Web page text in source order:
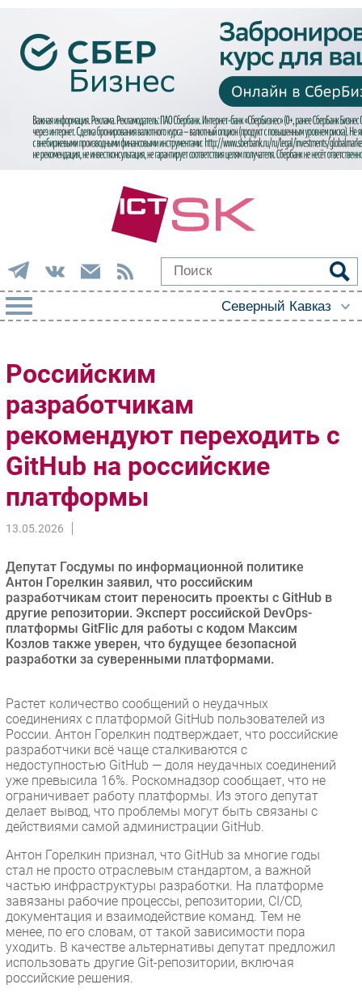
Импорто­замещение
Автоматизация Промышленности
Интернет
Мобильная связь
Фиксированная связь
Интеграция
Рынок ПК
Торговые сети
Оборудование
ПО
Outsourcing
Кадры
Финансы
Web
Безопасность
Инновации
CIO/Управление ИТ
Гаджеты
РАЗДЕЛЫ
Новости
Аналитика
Интервью
Мероприятия
Российским
разработчикам
рекомендуют переходить с
GitHub на российские
платформы
13.05.2026
Депутат Госдумы по информационной политике
Антон Горелкин заявил, что российским
разработчикам стоит переносить проекты с GitHub в
другие репозитории. Эксперт российской DevOps-
платформы GitFlic для работы с кодом Максим
Козлов также уверен, что будущее безопасной
разработки за суверенными платформами.
Растет количество сообщений о неудачных
соединениях с платформой GitHub пользователей из
России. Антон Горелкин подтверждает, что российские
разработчики всё чаще сталкиваются с
недоступностью GitHub — доля неудачных соединений
уже превысила 16%. Роскомнадзор сообщает, что не
ограничивает работу платформы. Из этого депутат
делает вывод, что проблемы могут быть связаны с
действиями самой администрации GitHub.
Антон Горелкин признал, что GitHub за многие годы
стал не просто отраслевым стандартом, а важной
частью инфраструктуры разработки. На платформе
завязаны рабочие процессы, репозитории, CI/CD,
документация и взаимодействие команд. Тем не
менее, по его словам, от такой зависимости пора
уходить. В качестве альтернативы депутат предложил
использовать другие Git-репозитории, включая
российские решения.